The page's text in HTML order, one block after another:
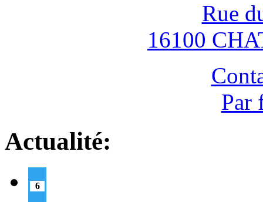
Rue
16100
Par
Actualité:
6